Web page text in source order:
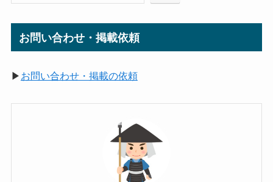
お問い合わせ・掲載依頼
▶お問い合わせ・掲載の依頼